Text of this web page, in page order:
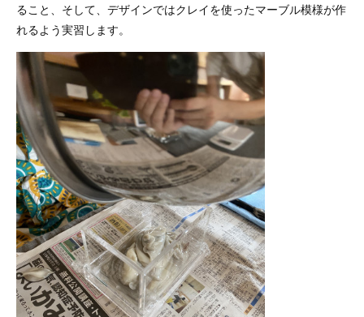
ること、そして、デザインではクレイを使ったマーブル模様が作
れるよう実習します。